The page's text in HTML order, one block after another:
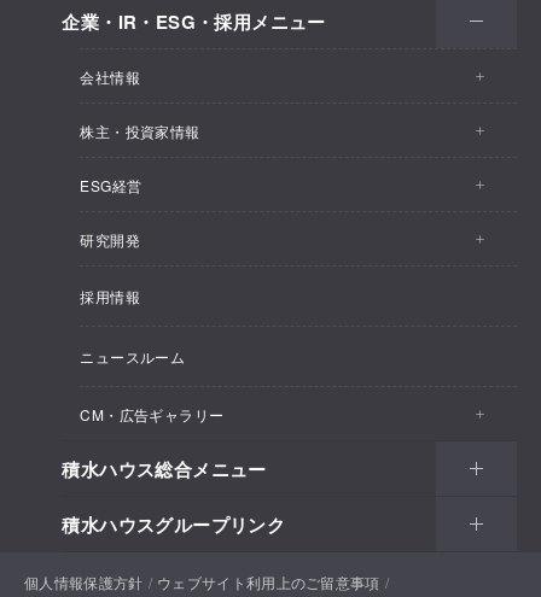
企業・IR・ESG・採用メニュー
会社情報
会社情報トップ
事業概要
企業理念
株主・投資家情報
株主・投資家情報トップ
IRトピックス
経営計画
M.D.C. Holdings, Incの買収について
受注速報
ESG経営
ESG経営トップ
CEOメッセージ
ESG経営の方針・体制
マテリアリティ
環境
研究開発
しあわせ住まい研究所
総合住宅研究所
採用情報
ニュースルーム
CM・広告ギャラリー
CM・広告ギャラリートップ
CM一覧
新聞広告一覧
積水ハウス総合メニュー
住まい
戸建住宅
土地活用
積水ハウスグループリンク
積水ハウスサポートプラス
個人情報保護方針 ウェブサイト利用上のご留意事項